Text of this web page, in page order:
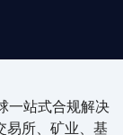
一站式合规解决
易所、矿业、基